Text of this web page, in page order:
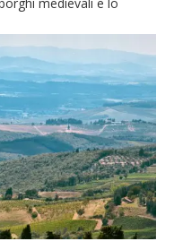
e che d’inverno ci
a scoprire questo